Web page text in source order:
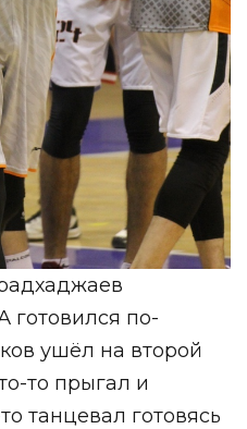
готовился по-
ушёл на второй
то прыгал и
танцевал готовясь